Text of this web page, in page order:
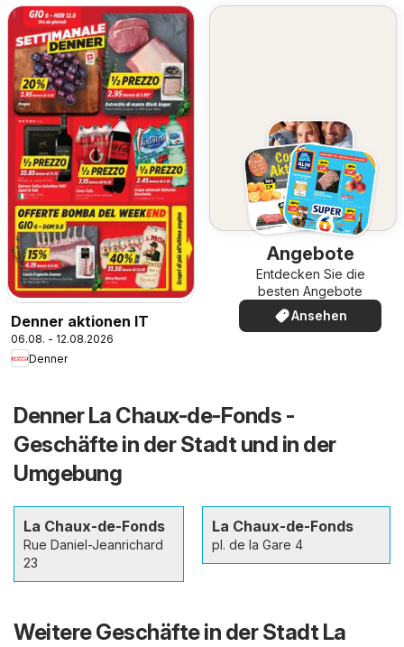
Denner aktionen IT
06.08. - 12.08.2026
Denner
Angebote
Entdecken Sie die
besten Angebote
Ansehen
Denner La Chaux-de-Fonds -
Geschäfte in der Stadt und in der
Umgebung
La Chaux-de-Fonds
Rue Daniel-Jeanrichard
23
La Chaux-de-Fonds
pl. de la Gare 4
Weitere Geschäfte in der Stadt La